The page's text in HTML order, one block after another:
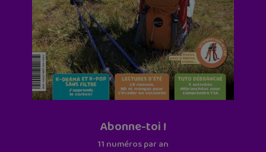
Abonne-toi !
11 numéros par an